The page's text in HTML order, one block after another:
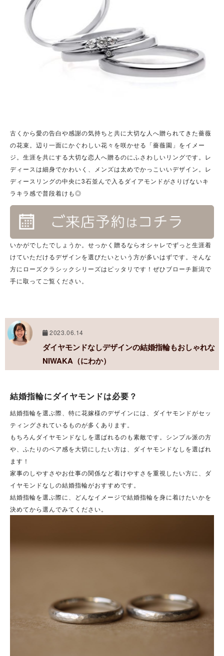
古くから愛の告白や感謝の気持ちと共に大切な人へ贈られてきた薔薇
の花束。辺り一面にかぐわしい花々を咲かせる「薔薇園」をイメー
ジ。生涯を共にする大切な恋人へ贈るのにふさわしいリングです。レ
ディースは細身でかわいく、メンズは太めでかっこいいデザイン。レ
ディースリングの中央に3石並んで入るダイアモンドがさりげないキ
ラキラ感で普段着けも◎
いかがでしたでしょうか。せっかく贈るならオシャレでずっと生涯着
けていただけるデザインを選びたいという方が多いはずです。そんな
方にローズクラシックシリーズはピッタリです！ぜひブローチ新潟で
手に取ってご覧ください。
2023.06.14
ダイヤモンドなしデザインの結婚指輪もおしゃれな
NIWAKA（にわか）
結婚指輪にダイヤモンドは必要？
結婚指輪を選ぶ際、特に花嫁様のデザインには、ダイヤモンドがセッ
ティングされているものが多くあります。
もちろんダイヤモンドなしを選ばれるのも素敵です。シンプル派の方
や、ふたりのペア感を大切にしたい方は、ダイヤモンドなしを選ばれ
ます！
家事のしやすさやお仕事の関係など着けやすさを重視したい方に、ダ
イヤモンドなしの結婚指輪がおすすめです。
結婚指輪を選ぶ際に、どんなイメージで結婚指輪を身に着けたいかを
決めてから選んでみてください。